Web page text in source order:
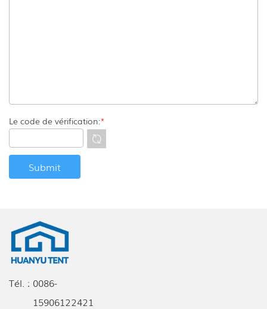
Le code de vérification:*
Tél. : 0086-
15906122421